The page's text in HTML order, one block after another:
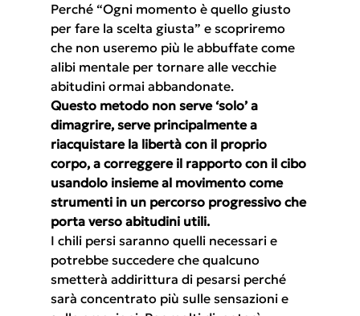
Perché “Ogni momento è quello giusto
per fare la scelta giusta” e scopriremo
che non useremo più le abbuffate come
alibi mentale per tornare alle vecchie
abitudini ormai abbandonate.
Questo metodo non serve ‘solo’ a
dimagrire, serve principalmente a
riacquistare la libertà con il proprio
corpo, a correggere il rapporto con il cibo
usandolo insieme al movimento come
strumenti in un percorso progressivo che
porta verso abitudini utili.
I chili persi saranno quelli necessari e
potrebbe succedere che qualcuno
smetterà addirittura di pesarsi perché
sarà concentrato più sulle sensazioni e